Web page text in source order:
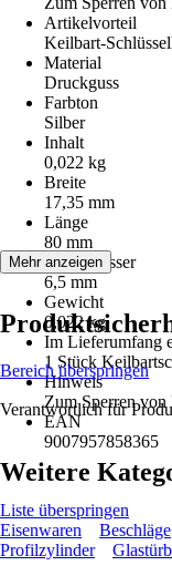
Artikelvorteil
Keilbart-
Material
Druckguss
Farbton
Silber
Inhalt
0,022 kg
Breite
17,35 mm
Länge
80 mm
Durchmesser
6,5 mm
Gewicht
0,022 kg
Im Lieferumfang
1 Stück
Hinweis
Zum Sperren von
EAN
9007957858365
Mehr anzeigen
Bereich überspringen
Verantwortlich für
Weitere
Liste überspringen
Eisenwaren
Beschläge
Profilzylinder